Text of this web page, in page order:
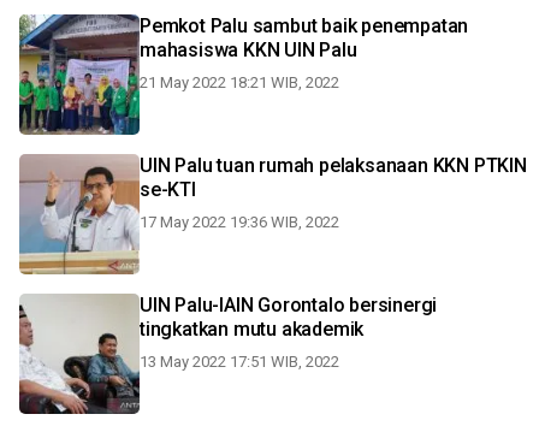
Pemkot Palu sambut baik penempatan
mahasiswa KKN UIN Palu
21 May 2022 18:21 WIB, 2022
UIN Palu tuan rumah pelaksanaan KKN PTKIN
se-KTI
17 May 2022 19:36 WIB, 2022
UIN Palu-IAIN Gorontalo bersinergi
tingkatkan mutu akademik
13 May 2022 17:51 WIB, 2022